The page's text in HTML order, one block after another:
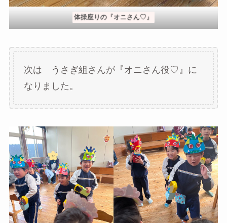
体操座りの『オニさん♡』
次は うさぎ組さんが『オニさん役♡』に
なりました。